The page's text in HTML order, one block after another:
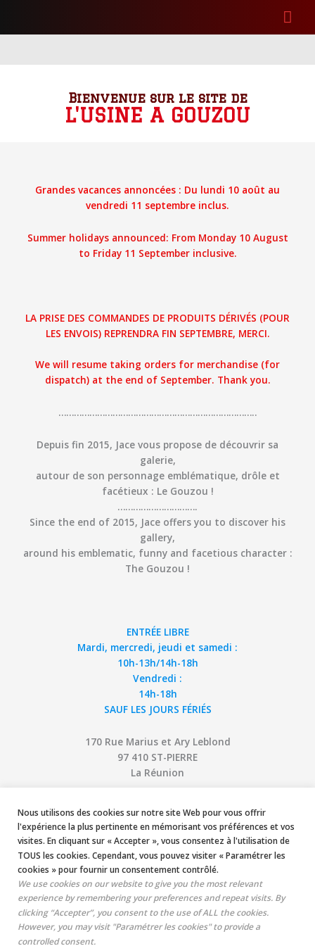
contenu
Bienvenue sur le site de
L'USINE A GOUZOU
Grandes vacances annoncées : Du lundi 10 août au
vendredi 11 septembre inclus.
Summer holidays announced: From Monday 10 August
to Friday 11 September inclusive.
LA PRISE DES COMMANDES DE PRODUITS DÉRIVÉS (POUR
LES ENVOIS) REPRENDRA FIN SEPTEMBRE, MERCI.
We will resume taking orders for merchandise (for
dispatch) at the end of September. Thank you.
…………………………………………………………………..
Depuis fin 2015, Jace vous propose de découvrir sa
galerie,
autour de son personnage emblématique, drôle et
facétieux : Le Gouzou !
………………………….
Since the end of 2015, Jace offers you to discover his
gallery,
around his emblematic, funny and facetious character :
The Gouzou !
ENTRÉE LIBRE
Mardi, mercredi, jeudi et samedi :
10h-13h/14h-18h
Vendredi :
14h-18h
SAUF LES JOURS FÉRIÉS
170 Rue Marius et Ary Leblond
97 410 ST-PIERRE
La Réunion
Nous utilisons des cookies sur notre site Web pour vous offrir
l'expérience la plus pertinente en mémorisant vos préférences et vos
visites. En cliquant sur « Accepter », vous consentez à l'utilisation de
TOUS les cookies. Cependant, vous pouvez visiter « Paramétrer les
cookies » pour fournir un consentement contrôlé.
We use cookies on our website to give you the most relevant
experience by remembering your preferences and repeat visits. By
clicking “Accepter”, you consent to the use of ALL the cookies.
However, you may visit "Paramétrer les cookies" to provide a
controlled consent.